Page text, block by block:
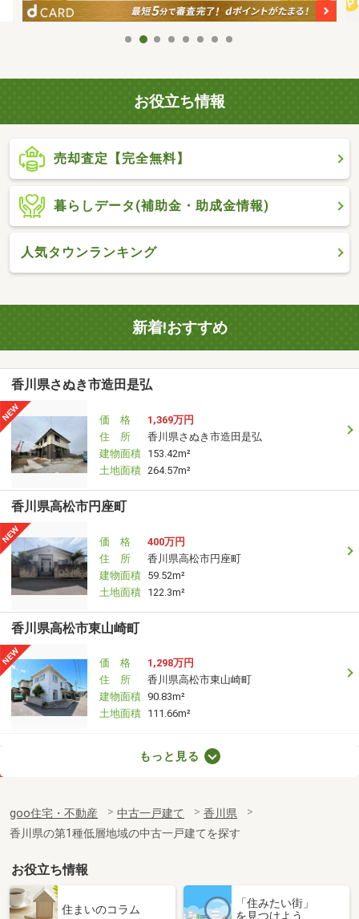
お役立ち情報
売却査定【完全無料】
暮らしデータ(補助金・助成金情報)
人気タウンランキング
新着!おすすめ
香川県さぬき市造田是弘
価 格
1,369万円
住 所
香川県さぬき市造田是弘
建物面積 153.42m²
土地面積 264.57m²
香川県高松市円座町
価 格
400万円
住 所
香川県高松市円座町
建物面積 59.52m²
土地面積 122.3m²
香川県高松市東山崎町
価 格
1,298万円
住 所
香川県高松市東山崎町
建物面積 90.83m²
土地面積 111.66m²
香川県さぬき市造田野間田
建物面積 102.27m²
土地面積 294.18m²
もっと見る
goo住宅・不動産 中古一戸建て
香川県
香川県の第1種低層地域の中古一戸建てを探す
お役立ち情報
住まいのコラム
「住みたい街」
を見つけよう